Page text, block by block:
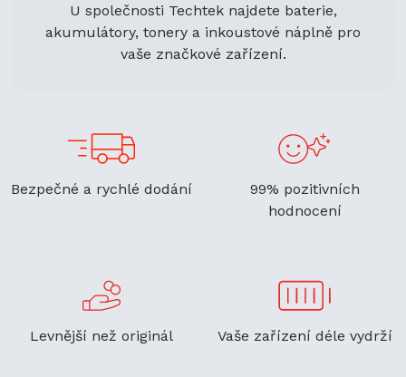
U společnosti Techtek najdete baterie,
akumulátory, tonery a inkoustové náplně pro
vaše značkové zařízení.
Bezpečné a rychlé dodání
99% pozitivních
hodnocení
Levnější než originál Vaše zařízení déle vydrží